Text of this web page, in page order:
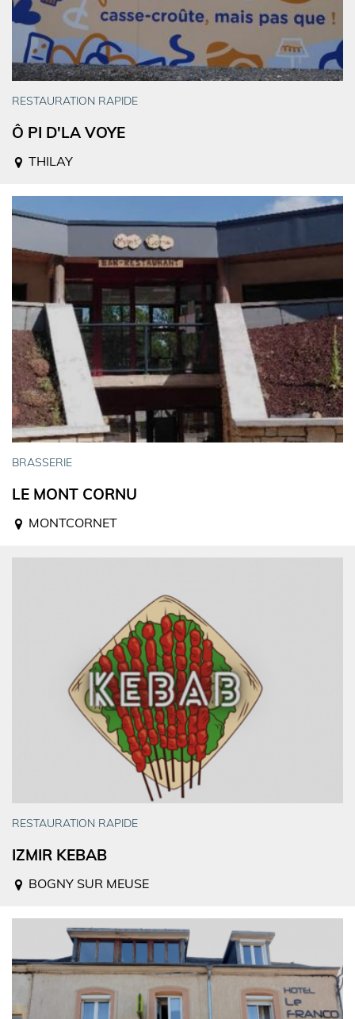
RESTAURATION RAPIDE
Ô PI D'LA VOYE
THILAY
BRASSERIE
LE MONT CORNU
MONTCORNET
RESTAURATION RAPIDE
IZMIR KEBAB
BOGNY SUR MEUSE